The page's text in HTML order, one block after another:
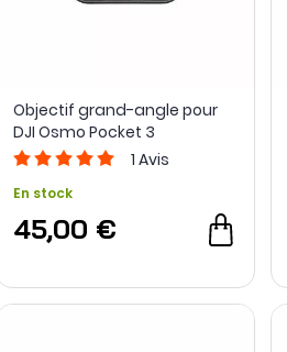
Objectif grand-angle pour
DJI Osmo Pocket 3
1 Avis
En stock
45,00 €